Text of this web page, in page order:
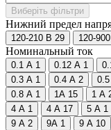
Виберіть фільтри
Нижний предел
120-210 В 29 120-
Номинальный ток
0.1 А 1 0.12 А 1
0.3 А 1 0.4 А 2
0.8 А 1 1A 15 1 А
4 A 1 4 А 17 5 A 1
9 A 2 9А 1 9 А 10